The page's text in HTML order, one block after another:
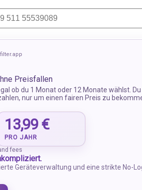
Preisfallen
ob du 1 Monat oder 12 Monate wählst.
nur um einen fairen Preis zu
13,99 €
PRO JAHR
fees
Geräteverwaltung und eine strikte No-